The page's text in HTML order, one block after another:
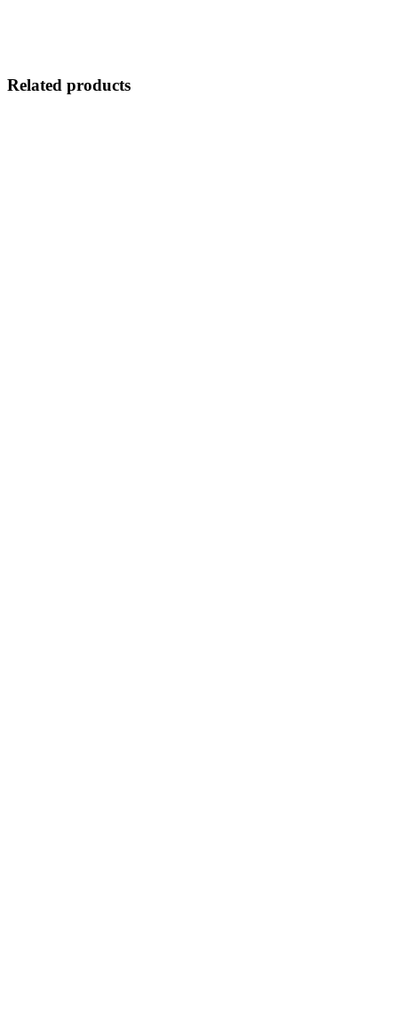
Related products